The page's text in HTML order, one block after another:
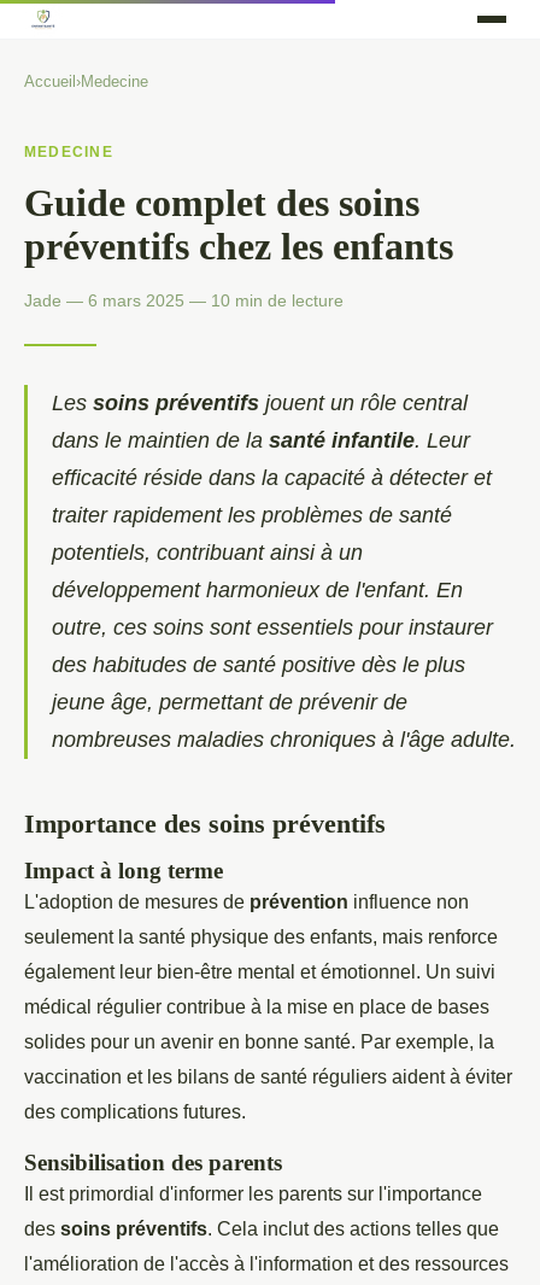
Accueil ›Medecine
MEDECINE
Guide complet des soins
préventifs chez les enfants
Jade — 6 mars 2025 — 10 min de lecture
Les soins préventifs jouent un rôle central
dans le maintien de la santé infantile. Leur
efficacité réside dans la capacité à détecter et
traiter rapidement les problèmes de santé
potentiels, contribuant ainsi à un
développement harmonieux de l'enfant. En
outre, ces soins sont essentiels pour instaurer
des habitudes de santé positive dès le plus
jeune âge, permettant de prévenir de
nombreuses maladies chroniques à l'âge adulte.
Importance des soins préventifs
Impact à long terme
L'adoption de mesures de prévention influence non
seulement la santé physique des enfants, mais renforce
également leur bien-être mental et émotionnel. Un suivi
médical régulier contribue à la mise en place de bases
solides pour un avenir en bonne santé. Par exemple, la
vaccination et les bilans de santé réguliers aident à éviter
des complications futures.
Sensibilisation des parents
Il est primordial d'informer les parents sur l'importance
des soins préventifs . Cela inclut des actions telles que
l'amélioration de l'accès à l'information et des ressources